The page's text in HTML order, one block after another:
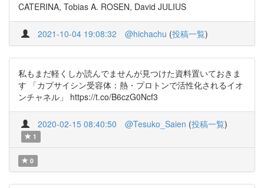
CATERINA, Tobias A. ROSEN, David JULIUS
2021-10-04 19:08:32 @hichachu (投稿一覧)
私もまだ軽くしか読んでませんが見つけた資料置いておきま
す 「カプサイシン受容体：熱・プロトンで活性化されるイオ
ンチャネル」 https://t.co/B6czG0Ncf3
2020-02-15 08:40:50 @Tesuko_Saien (投稿一覧)
1
0